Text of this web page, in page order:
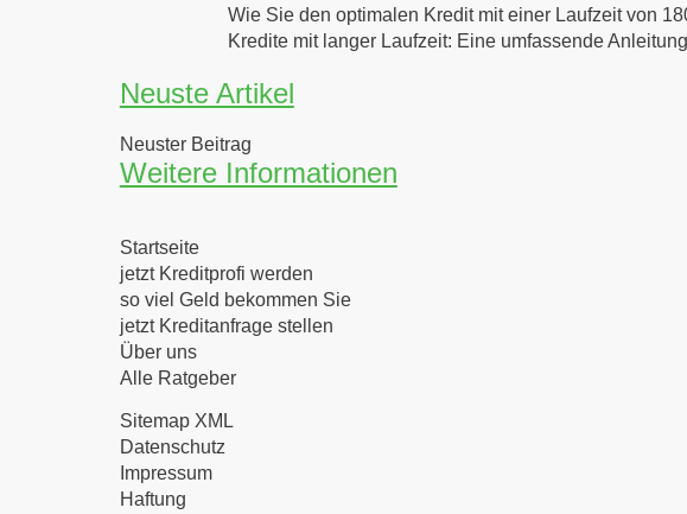
Wie Sie den optimalen Kredit mit einer Laufzeit von
Kredite mit langer Laufzeit: Eine umfassende
Neuste Artikel
Neuster Beitrag
Weitere Informationen
Startseite
jetzt Kreditprofi werden
so viel Geld bekommen Sie
jetzt Kreditanfrage stellen
Über uns
Alle Ratgeber
Sitemap XML
Datenschutz
Impressum
Haftung